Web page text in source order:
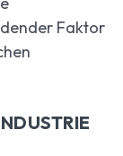
Faktor